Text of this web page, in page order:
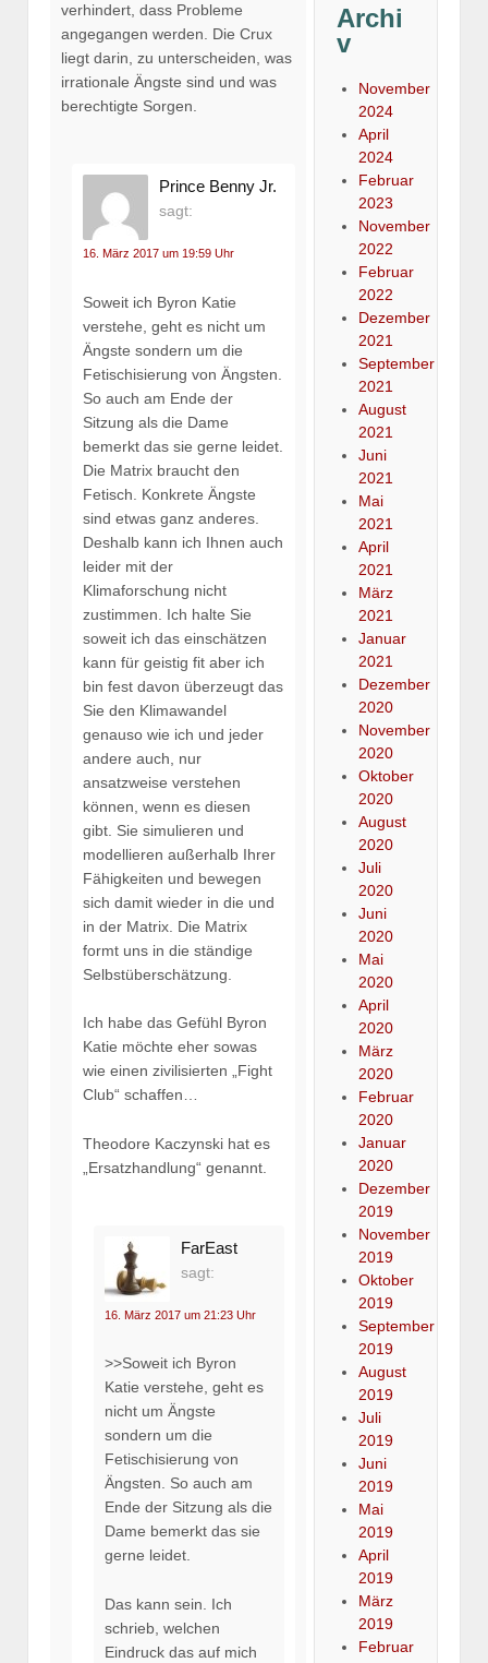
verhindert, dass Probleme
angegangen werden. Die Crux
liegt darin, zu unterscheiden, was
irrationale Ängste sind und was
berechtigte Sorgen.
Prince Benny Jr.
sagt:
16. März 2017 um 19:59 Uhr
Soweit ich Byron Katie
verstehe, geht es nicht um
Ängste sondern um die
Fetischisierung von Ängsten.
So auch am Ende der
Sitzung als die Dame
bemerkt das sie gerne leidet.
Die Matrix braucht den
Fetisch. Konkrete Ängste
sind etwas ganz anderes.
Deshalb kann ich Ihnen auch
leider mit der
Klimaforschung nicht
zustimmen. Ich halte Sie
soweit ich das einschätzen
kann für geistig fit aber ich
bin fest davon überzeugt das
Sie den Klimawandel
genauso wie ich und jeder
andere auch, nur
ansatzweise verstehen
können, wenn es diesen
gibt. Sie simulieren und
modellieren außerhalb Ihrer
Fähigkeiten und bewegen
sich damit wieder in die und
in der Matrix. Die Matrix
formt uns in die ständige
Selbstüberschätzung.
Ich habe das Gefühl Byron
Katie möchte eher sowas
wie einen zivilisierten „Fight
Club“ schaffen…
Theodore Kaczynski hat es
„Ersatzhandlung“ genannt.
FarEast
sagt:
16. März 2017 um 21:23 Uhr
>>Soweit ich Byron
Katie verstehe, geht es
nicht um Ängste
sondern um die
Fetischisierung von
Ängsten. So auch am
Ende der Sitzung als die
Dame bemerkt das sie
gerne leidet.
Das kann sein. Ich
schrieb, welchen
Eindruck das auf mich
Archi
v
November
2024
April
2024
Februar
2023
November
2022
Februar
2022
Dezember
2021
September
2021
August
2021
Juni
2021
Mai
2021
April
2021
März
2021
Januar
2021
Dezember
2020
November
2020
Oktober
2020
August
2020
Juli
2020
Juni
2020
Mai
2020
April
2020
März
2020
Februar
2020
Januar
2020
Dezember
2019
November
2019
Oktober
2019
September
2019
August
2019
Juli
2019
Juni
2019
Mai
2019
April
2019
März
2019
Februar